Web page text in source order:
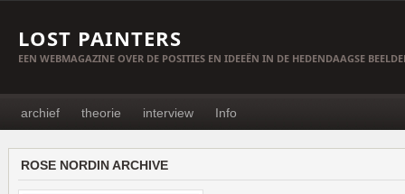
LOST PAINTERS
EEN WEBMAGAZINE OVER DE POSITIES EN IDEEËN IN DE HEDENDAAGSE
archief theorie interview Info
ROSE NORDIN ARCHIVE